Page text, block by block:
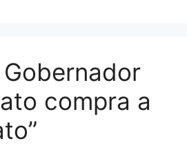
compra a